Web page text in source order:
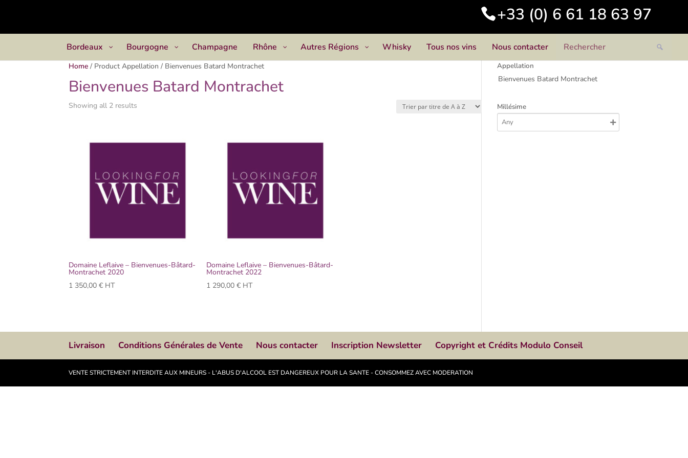
+33 (0) 6 61 18 63 97
Bordeaux Bourgogne Champagne Rhône Autres Régions Whisky Tous nos vins Nous contacter
Home / Product Appellation / Bienvenues Batard Montrachet
Bienvenues Batard Montrachet
Showing all 2 results
Domaine Leflaive – Bienvenues-Bâtard-
Montrachet 2020
1 350,00€ HT
Domaine Leflaive – Bienvenues-Bâtard-
Montrachet 2022
1 290,00€ HT
Appellation
Bienvenues Batard Montrachet
Millésime
Livraison Conditions Générales de Vente Nous contacter Inscription Newsletter Copyright et Crédits Modulo Conseil
VENTE STRICTEMENT INTERDITE AUX MINEURS - L'ABUS D'ALCOOL EST DANGEREUX POUR LA SANTE - CONSOMMEZ AVEC MODERATION